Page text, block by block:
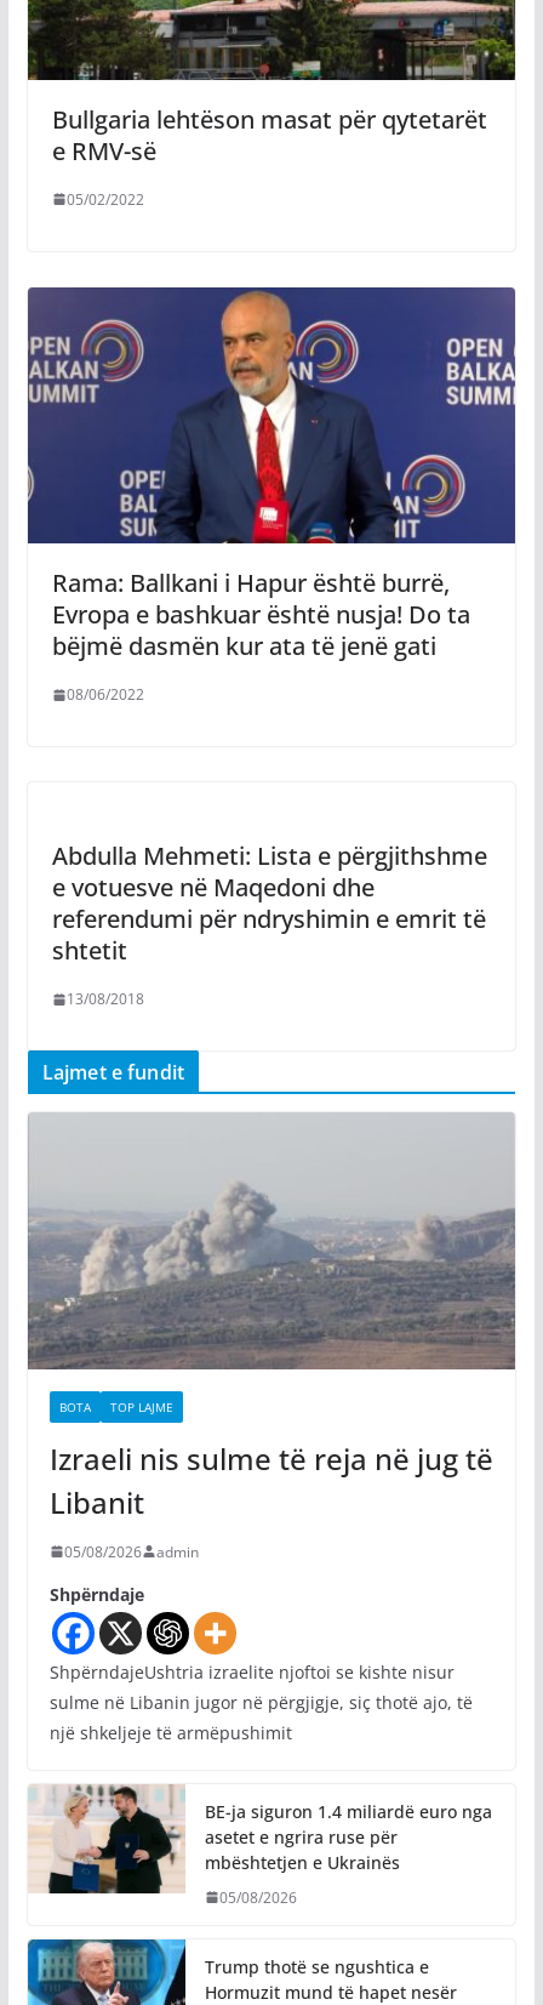
Bullgaria lehtëson masat për qytetarët
e RMV-së
05/02/2022
Rama: Ballkani i Hapur është burrë,
Evropa e bashkuar është nusja! Do ta
bëjmë dasmën kur ata të jenë gati
08/06/2022
Abdulla Mehmeti: Lista e përgjithshme
e votuesve në Maqedoni dhe
referendumi për ndryshimin e emrit të
shtetit
13/08/2018
Lajmet e fundit
BOTA TOP LAJME
Izraeli nis sulme të reja në jug të
Libanit
05/08/2026 admin
Shpërndaje
ShpërndajeUshtria izraelite njoftoi se kishte nisur
sulme në Libanin jugor në përgjigje, siç thotë ajo, të
një shkeljeje të armëpushimit
BE-ja siguron 1.4 miliardë euro nga
asetet e ngrira ruse për
mbështetjen e Ukrainës
05/08/2026
Trump thotë se ngushtica e
Hormuzit mund të hapet nesër